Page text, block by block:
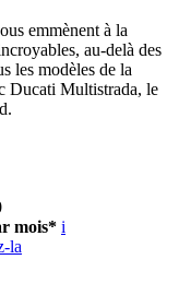
emmènent à la
au-delà des
les modèles de la
Ducati Multistrada, le
mois* i
la